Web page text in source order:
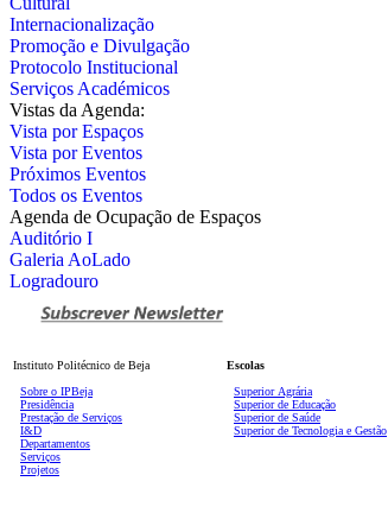
Internacionalização
Promoção e Divulgação
Protocolo Institucional
Serviços Académicos
Vistas da Agenda:
Vista por Espaços
Vista por Eventos
Próximos Eventos
Todos os Eventos
Agenda de Ocupação de Espaços
Auditório I
Galeria AoLado
Logradouro
Instituto Politécnico de Beja
Sobre o IPBeja
Presidência
Prestação de Serviços
I&D
Departamentos
Serviços
Projetos
Escolas
Superior Agrária
Superior de Educação
Superior de Saúde
Superior de Tecnologia e Gestão